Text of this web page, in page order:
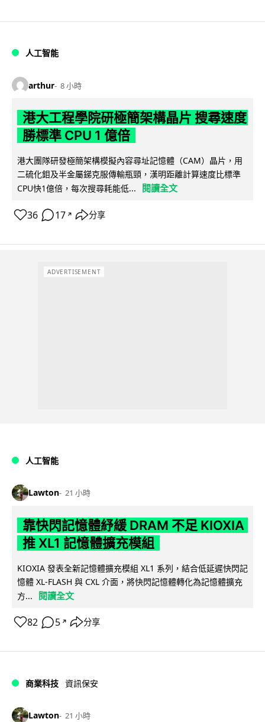
人工智能
arthur 8 小時
港大工程學院研極簡架構晶片 搜尋速度
勝標準 CPU 1 億倍
港大團隊研發極簡架構模擬內容尋址記憶體（CAM）晶片，用
二硫化鉬及半金屬銻克服傳輸瓶頸，漢明距離計算速度比標準
CPU快1億倍，每次搜尋耗能低...
閱讀全文
36 17 ↗ 分享
ADVERTISEMENT
人工智能
Lawton 21 小時
靠快閃記憶體紓緩 DRAM 不足 KIOXIA
推 XL1 記憶體擴充模組
KIOXIA 發表全新記憶體擴充模組 XL1 系列，結合低延遲快閃記
憶體 XL-FLASH 與 CXL 介面，將快閃記憶體轉化為記憶體擴充
方...
閱讀全文
82 5 ↗ 分享
商業科技 資訊保安
Lawton 21 小時